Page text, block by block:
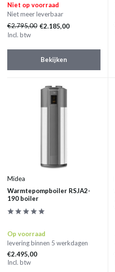
Niet op voorraad
Niet meer leverbaar
€2.795,00 €2.185,00
Incl. btw
Bekijken
Midea
Warmtepompboiler RSJA2-
190 boiler
Op voorraad
levering binnen 5 werkdagen
€2.495,00
Incl. btw